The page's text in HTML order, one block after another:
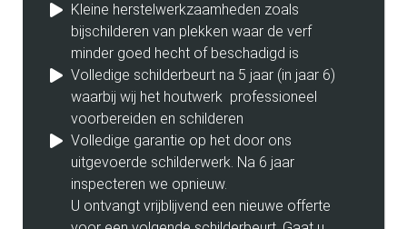
Kleine herstelwerkzaamheden zoals
bijschilderen van plekken waar de verf
minder goed hecht of beschadigd is
Volledige schilderbeurt na 5 jaar (in jaar 6)
waarbij wij het houtwerk professioneel
voorbereiden en schilderen
Volledige garantie op het door ons
uitgevoerde schilderwerk. Na 6 jaar
inspecteren we opnieuw.
U ontvangt vrijblijvend een nieuwe offerte